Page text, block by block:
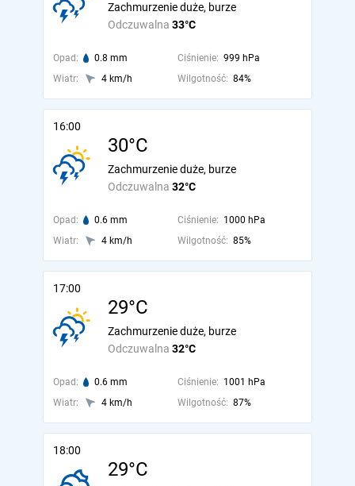
Odczuwalna 33°C
Zachmurzenie duże, burze
Opad: 0.8 mm Ciśnienie: 999 hPa
Wiatr:
4 km/h Wilgotność: 84%
16:00
30°C
Odczuwalna 32°C
Zachmurzenie duże, burze
Opad: 0.6 mm Ciśnienie: 1000 hPa
Wiatr:
4 km/h Wilgotność: 85%
17:00
29°C
Odczuwalna 32°C
Zachmurzenie duże, burze
Opad: 0.6 mm Ciśnienie: 1001 hPa
Wiatr:
4 km/h Wilgotność: 87%
18:00
29°C